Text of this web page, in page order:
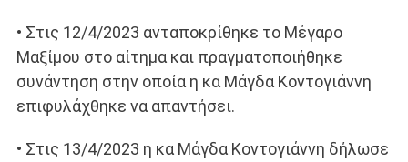
• Στις 12/4/2023 ανταποκρίθηκε το Μέγαρο
Μαξίμου στο αίτημα και πραγματοποιήθηκε
συνάντηση στην οποία η κα Μάγδα Κοντογιάννη
επιφυλάχθηκε να απαντήσει.
• Στις 13/4/2023 η κα Μάγδα Κοντογιάννη δήλωσε